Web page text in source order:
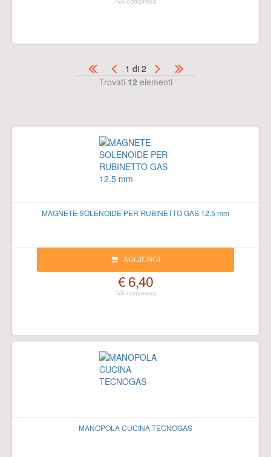
1 di 2
Trovati 12 elementi
MAGNETE SOLENOIDE PER RUBINETTO GAS 12,5 mm
AGGIUNGI
€ 6,40
MANOPOLA CUCINA TECNOGAS